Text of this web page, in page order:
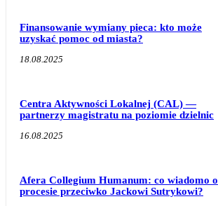
Finansowanie wymiany pieca: kto może
uzyskać pomoc od miasta?
18.08.2025
Centra Aktywności Lokalnej (CAL) —
partnerzy magistratu na poziomie dzielnic
16.08.2025
Afera Collegium Humanum: co wiadomo o
procesie przeciwko Jackowi Sutrykowi?